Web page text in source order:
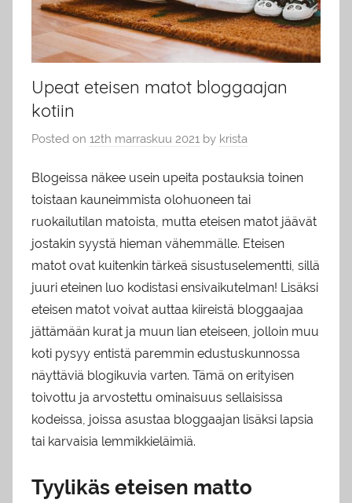
Upeat eteisen matot bloggaajan
kotiin
Posted on 12th marraskuu 2021 by krista
Blogeissa näkee usein upeita postauksia toinen
toistaan kauneimmista olohuoneen tai
ruokailutilan matoista, mutta eteisen matot jäävät
jostakin syystä hieman vähemmälle. Eteisen
matot ovat kuitenkin tärkeä sisustuselementti, sillä
juuri eteinen luo kodistasi ensivaikutelman! Lisäksi
eteisen matot voivat auttaa kiireistä bloggaajaa
jättämään kurat ja muun lian eteiseen, jolloin muu
koti pysyy entistä paremmin edustuskunnossa
näyttäviä blogikuvia varten. Tämä on erityisen
toivottu ja arvostettu ominaisuus sellaisissa
kodeissa, joissa asustaa bloggaajan lisäksi lapsia
tai karvaisia lemmikkieläimiä.
Tyylikäs eteisen matto